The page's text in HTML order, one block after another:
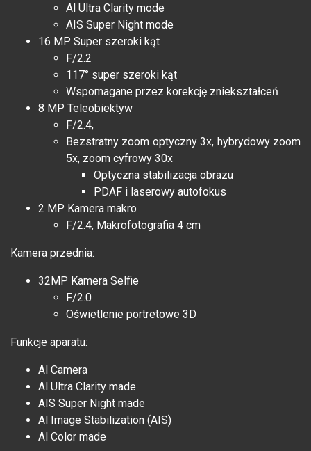
Al Ultra Clarity mode
AIS Super Night mode
16 MP Super szeroki kąt
F/2.2
117° super szeroki kąt
Wspomagane przez korekcję zniekształceń
8 MP Teleobiektyw
F/2.4,
Bezstratny zoom optyczny 3x, hybrydowy zoom
5x, zoom cyfrowy 30x
Optyczna stabilizacja obrazu
PDAF i laserowy autofokus
2 MP Kamera makro
F/2.4, Makrofotografia 4 cm
Kamera przednia:
32MP Kamera Selfie
F/2.0
Oświetlenie portretowe 3D
Funkcje aparatu:
Al Camera
Al Ultra Clarity made
AIS Super Night made
Al Image Stabilization (AIS)
Al Color made